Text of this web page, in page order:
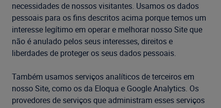
necessidades de nossos visitantes. Usamos os dados
pessoais para os fins descritos acima porque temos um
interesse legítimo em operar e melhorar nosso Site que
não é anulado pelos seus interesses, direitos e
liberdades de proteger os seus dados pessoais.
Também usamos serviços analíticos de terceiros em
nosso Site, como os da Eloqua e Google Analytics. Os
provedores de serviços que administram esses serviços